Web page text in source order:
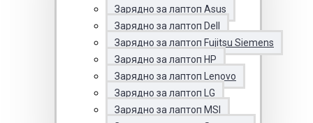
Зарядно за лаптоп Asus
Зарядно за лаптоп Dell
Зарядно за лаптоп Fujitsu Siemens
Зарядно за лаптоп HP
Зарядно за лаптоп Lenovo
Зарядно за лаптоп LG
Зарядно за лаптоп MSI